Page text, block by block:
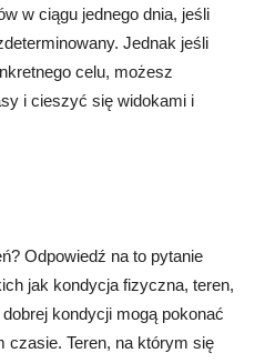
w ciągu jednego dnia, jeśli
Jednak jeśli
celu, możesz
i cieszyć się widokami i
Odpowiedź na to pytanie
jak kondycja fizyczna, teren,
kondycji mogą pokonać
czasie. Teren, na którym się